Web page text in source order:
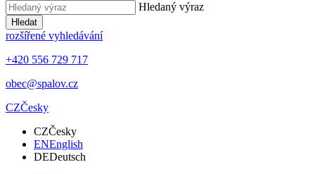
Hledaný výraz
Hledat
rozšířené vyhledávání
+420 556 729 717
obec@spalov.cz
CZČesky
CZČesky
ENEnglish
DEDeutsch